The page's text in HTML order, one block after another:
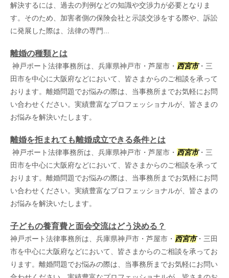
解決するには、過去の判例などの知識や交渉力が必要となりま
す。そのため、加害者側の保険会社と示談交渉をする際や、訴訟
に発展した際は、法律の専門...
離婚の種類とは
神戸ポート法律事務所は、兵庫県神戸市・芦屋市・ 西宮市・三
田市を中心に大阪府などにおいて、皆さまからのご相談を承って
おります。離婚問題でお悩みの際は、当事務所までお気軽にお問
い合わせください。実績豊富なプロフェッショナルが、皆さまの
お悩みを解決いたします。
離婚を拒まれても離婚成立できる条件とは
神戸ポート法律事務所は、兵庫県神戸市・芦屋市・ 西宮市・三
田市を中心に大阪府などにおいて、皆さまからのご相談を承って
おります。離婚問題でお悩みの際は、当事務所までお気軽にお問
い合わせください。実績豊富なプロフェッショナルが、皆さまの
お悩みを解決いたします。
子どもの養育費と面会交流はどう決める？
神戸ポート法律事務所は、兵庫県神戸市・芦屋市・ 西宮市・三田
市を中心に大阪府などにおいて、皆さまからのご相談を承ってお
ります。離婚問題でお悩みの際は、当事務所までお気軽にお問い